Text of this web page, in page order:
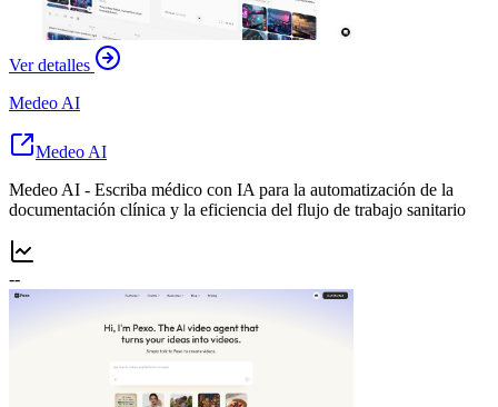
Ver detalles
Medeo AI
Medeo AI
Medeo AI - Escriba médico con IA para la automatización de la
documentación clínica y la eficiencia del flujo de trabajo sanitario
--